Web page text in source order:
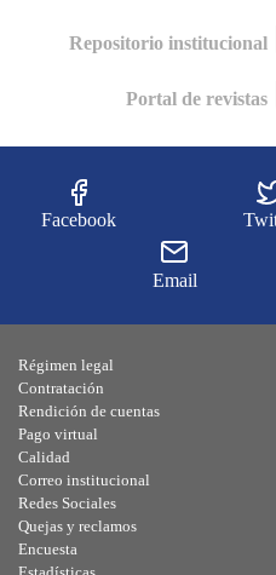
Repositorio institucional
Portal de revistas
Facebook
Email
Régimen legal
Contratación
Rendición de cuentas
Pago virtual
Calidad
Correo institucional
Redes Sociales
Quejas y reclamos
Encuesta